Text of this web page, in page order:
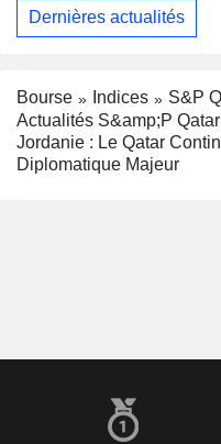
Dernières actualités
Bourse Indices
S&P
Actualités S&amp;P
Jordanie : Le Qatar
Diplomatique Majeur